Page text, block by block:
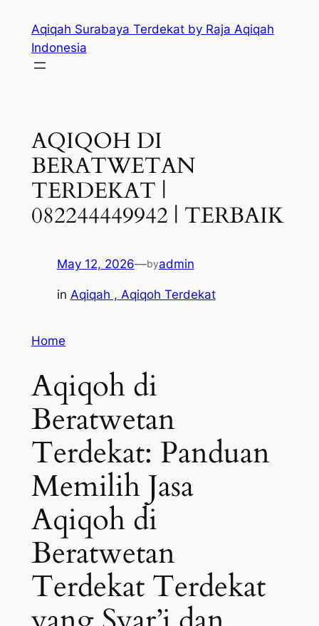
content
Aqiqah Surabaya Terdekat by Raja Aqiqah
Indonesia
AQIQOH DI
BERATWETAN
TERDEKAT |
082244449942 | TERBAIK
May 12, 2026—byadmin
in Aqiqah , Aqiqoh Terdekat
Home
Aqiqoh di
Beratwetan
Terdekat: Panduan
Memilih Jasa
Aqiqoh di
Beratwetan
Terdekat Terdekat